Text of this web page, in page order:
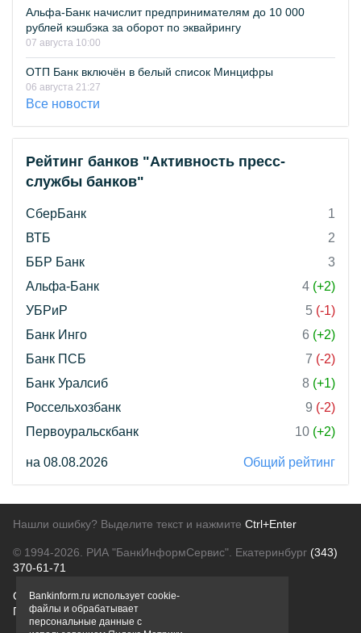
Альфа-Банк начислит предпринимателям до 10 000
рублей кэшбэка за оборот по эквайрингу
07 августа 10:00
ОТП Банк включён в белый список Минцифры
06 августа 21:27
Все новости
Рейтинг банков "Активность пресс-
службы банков"
СберБанк
1
ВТБ
2
ББР Банк
3
Альфа-Банк
4 (+2)
УБРиР
5 (-1)
Банк Инго
6 (+2)
Банк ПСБ
7 (-2)
Банк Уралсиб
8 (+1)
Россельхозбанк
9 (-2)
Первоуральскбанк
10 (+2)
на 08.08.2026 Общий рейтинг
Нашли ошибку? Выделите текст и нажмите Ctrl+Enter
© 1994-2026. РИА "БанкИнформСервис". Екатеринбург (343)
370-61-71
О проектеПолитика конфиденциальности
Правовая информацияДля рекламодателей
Bankinform.ru использует cookie-
файлы и обрабатывает
персональные данные с